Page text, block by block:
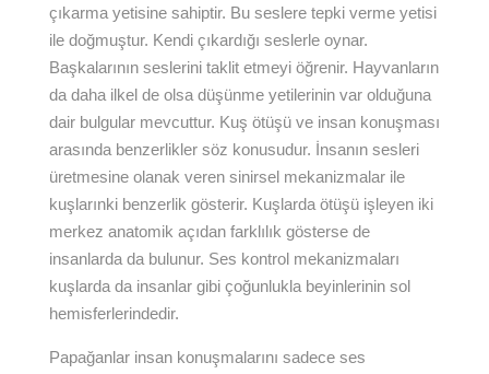
çıkarma yetisine sahiptir. Bu seslere tepki verme yetisi
ile doğmuştur. Kendi çıkardığı seslerle oynar.
Başkalarının seslerini taklit etmeyi öğrenir. Hayvanların
da daha ilkel de olsa düşünme yetilerinin var olduğuna
dair bulgular mevcuttur. Kuş ötüşü ve insan konuşması
arasında benzerlikler söz konusudur. İnsanın sesleri
üretmesine olanak veren sinirsel mekanizmalar ile
kuşlarınki benzerlik gösterir. Kuşlarda ötüşü işleyen iki
merkez anatomik açıdan farklılık gösterse de
insanlarda da bulunur. Ses kontrol mekanizmaları
kuşlarda da insanlar gibi çoğunlukla beyinlerinin sol
hemisferlerindedir.
Papağanlar insan konuşmalarını sadece ses